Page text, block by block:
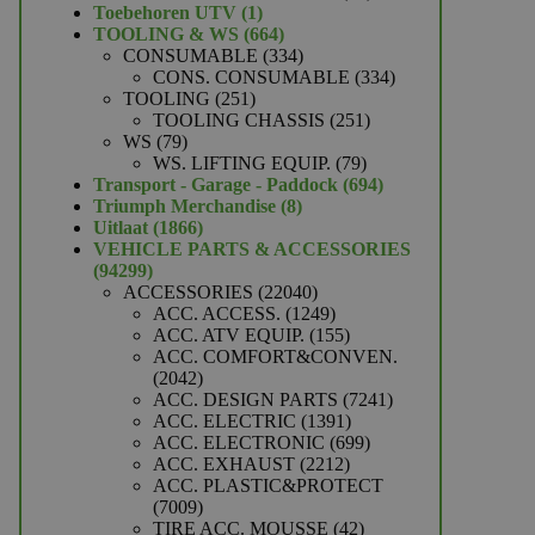
Toebehoren UTV 11
product
TOOLING & WS 664664
producten
CONSUMABLE 334334
producten
CONS. CONSUMABLE 334334
TOOLING 251251
producten
TOOLING CHASSIS 251251
WS 7979
producten
WS. LIFTING EQUIP. 7979
producten
Transport - Garage - Paddock 694694
Triumph Merchandise 88
Uitlaat 18661866
producten
VEHICLE PARTS & ACCESSORIES
9429994299
producten
ACCESSORIES 2204022040
producten
ACC. ACCESS. 12491249
producten
ACC. ATV EQUIP. 155155
producten
ACC. COMFORT&CONVEN.
20422042
producten
ACC. DESIGN PARTS 72417241
ACC. ELECTRIC 13911391
producten
ACC. ELECTRONIC 699699
ACC. EXHAUST 22122212
producten
ACC. PLASTIC&PROTECT
70097009
producten
TIRE ACC. MOUSSE 4242